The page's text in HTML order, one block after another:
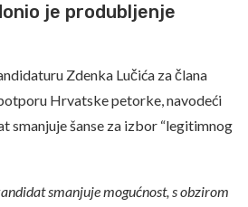
je produbljenje
Zdenka Lučića za člana
Hrvatske petorke, navodeći
smanjuje šanse za izbor “legitimnog
smanjuje mogućnost, s obzirom